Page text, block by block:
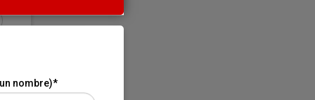
nombre)*